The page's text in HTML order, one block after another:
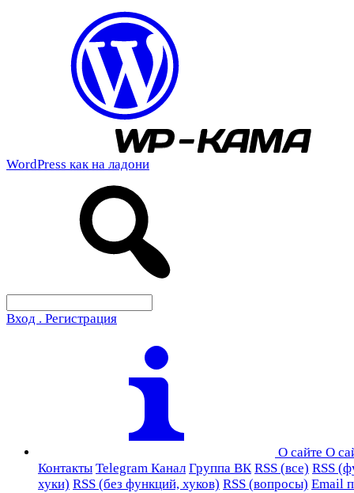
WordPress как на ладони
Вход . Регистрация
О сайте О
Контакты Telegram Канал Группа ВК RSS (все) RSS
хуки) RSS (без функций, хуков) RSS (вопросы) Email